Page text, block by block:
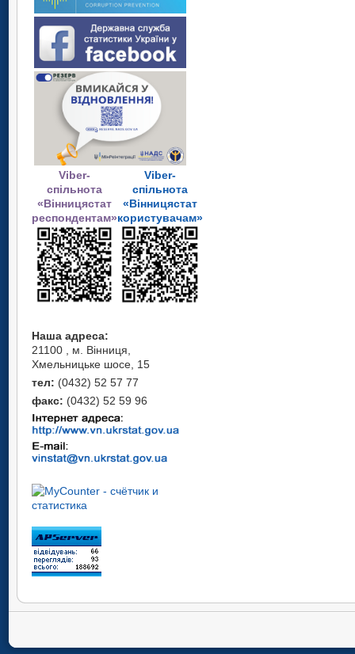
Viber-
спільнота
«Вінницястат
респондентам»
Viber-
спільнота
«Вінницястат
користувачам»
Наша адреса:
21100 , м. Вінниця,
Хмельницьке шосе, 15
тел: (0432) 52 57 77
факс: (0432) 52 59 96